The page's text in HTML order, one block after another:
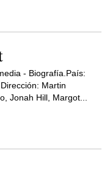
- Biografía.País:
Martin
Jonah Hill, Margot...